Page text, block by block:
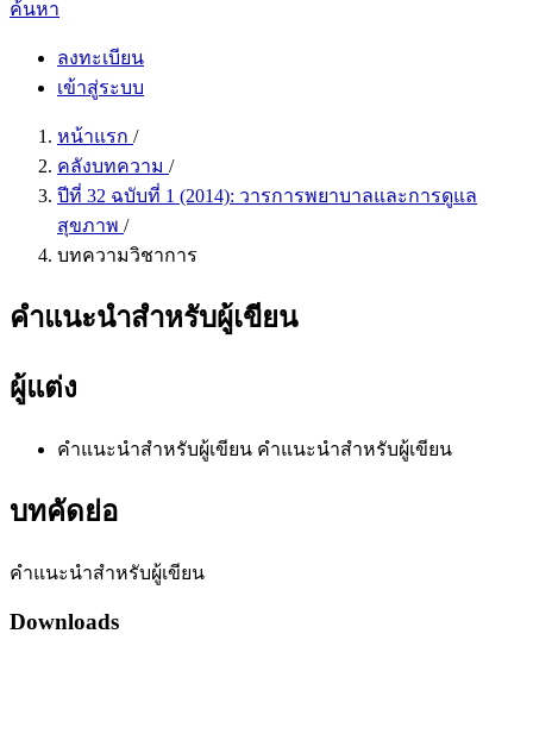
ค้นหา
ลงทะเบียน
เข้าสู่ระบบ
หน้าแรก /
คลังบทความ /
ปีที่ 32 ฉบับที่ 1 (2014): วารการพยาบาลและการดูแล
สุขภาพ /
บทความวิชาการ
คำแนะนำสำหรับผู้เขียน
ผู้แต่ง
คำแนะนำสำหรับผู้เขียน คำแนะนำสำหรับผู้เขียน
บทคัดย่อ
คำแนะนำสำหรับผู้เขียน
Downloads